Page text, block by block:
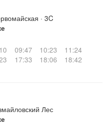
· 3C
09:47 10:23
11:24
17:33 18:06
18:42
Лес